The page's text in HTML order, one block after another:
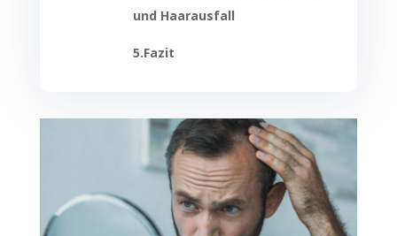
und Haarausfall
5.Fazit